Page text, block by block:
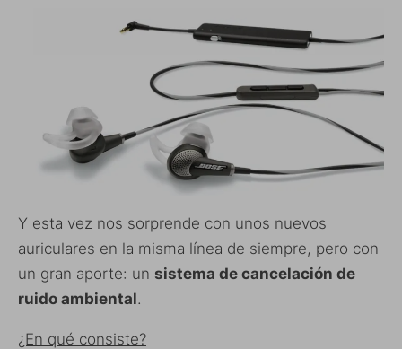
Y esta vez nos sorprende con unos nuevos
auriculares en la misma línea de siempre, pero con
un gran aporte: un sistema de cancelación de
ruido ambiental.
¿En qué consiste?